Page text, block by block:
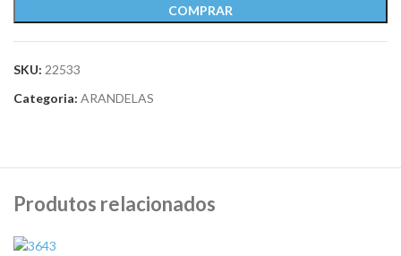
COMPRAR
SKU: 22533
Categoria: ARANDELAS
Produtos relacionados